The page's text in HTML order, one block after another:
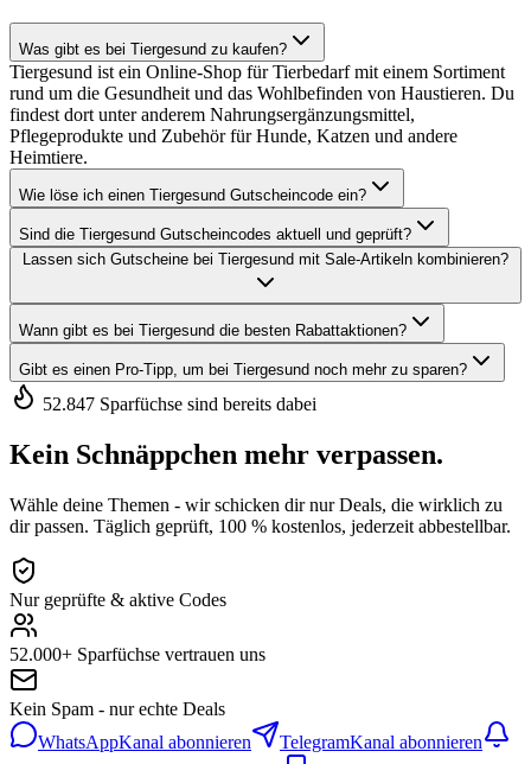
Was gibt es bei Tiergesund zu kaufen?
Tiergesund ist ein Online-Shop für Tierbedarf mit einem Sortiment
rund um die Gesundheit und das Wohlbefinden von Haustieren. Du
findest dort unter anderem Nahrungsergänzungsmittel,
Pflegeprodukte und Zubehör für Hunde, Katzen und andere
Heimtiere.
Wie löse ich einen Tiergesund Gutscheincode ein?
Sind die Tiergesund Gutscheincodes aktuell und geprüft?
Lassen sich Gutscheine bei Tiergesund mit Sale-Artikeln kombinieren?
Wann gibt es bei Tiergesund die besten Rabattaktionen?
Gibt es einen Pro-Tipp, um bei Tiergesund noch mehr zu sparen?
52.847 Sparfüchse sind bereits dabei
Kein Schnäppchen mehr verpassen.
Wähle deine Themen - wir schicken dir nur Deals, die wirklich zu
dir passen. Täglich geprüft, 100 % kostenlos, jederzeit abbestellbar.
Nur geprüfte & aktive Codes
52.000+ Sparfüchse vertrauen uns
Kein Spam - nur echte Deals
WhatsAppKanal abonnieren TelegramKanal abonnieren